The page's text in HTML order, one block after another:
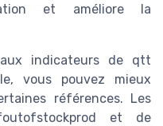
et améliore la
indicateurs de qtt
vous pouvez mieux
références. Les
et de